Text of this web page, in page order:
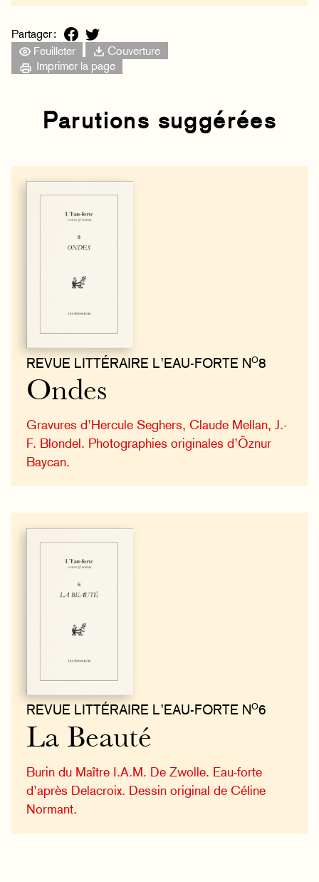
Partager :
Feuilleter
Couverture
Imprimer la page
Parutions suggérées
REVUE LITTÉRAIRE L’EAU-FORTE NO8
Ondes
Gravures d’Hercule Seghers, Claude Mellan, J.-
F. Blondel. Photographies originales d’Öznur
Baycan.
REVUE LITTÉRAIRE L’EAU-FORTE NO6
La Beauté
Burin du Maître I.A.M. De Zwolle. Eau-forte
d’après Delacroix. Dessin original de Céline
Normant.